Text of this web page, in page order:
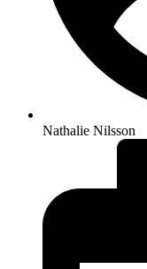
Nathalie Nilsson